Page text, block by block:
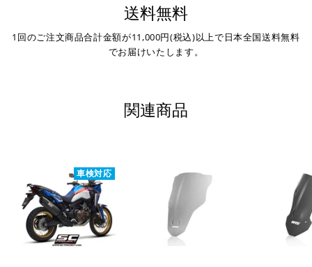
送料無料
1回のご注文商品合計金額が11,000円(税込)以上で日本全国送料無料
でお届けいたします。
関連商品
車検対応